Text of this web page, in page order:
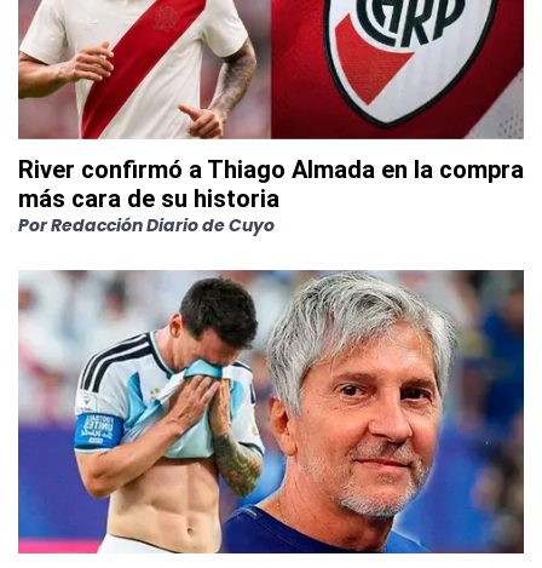
River confirmó a Thiago Almada en la compra
más cara de su historia
PorRedacción Diario de Cuyo